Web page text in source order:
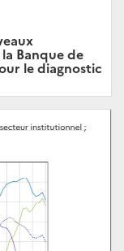
Banque de
le diagnostic